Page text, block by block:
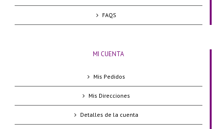
FAQS
MI CUENTA
Mis Pedidos
Mis Direcciones
Detalles de la cuenta